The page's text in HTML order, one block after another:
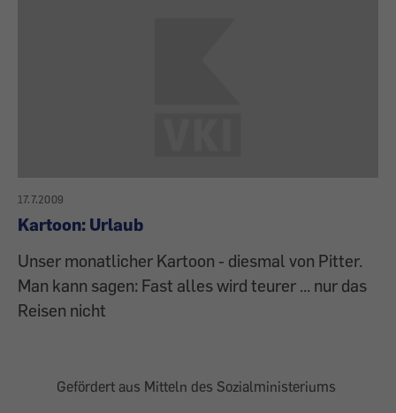
17.7.2009
Kartoon: Urlaub
Unser monatlicher Kartoon - diesmal von Pitter.
Man kann sagen: Fast alles wird teurer ... nur das
Reisen nicht
Gefördert aus Mitteln des Sozialministeriums